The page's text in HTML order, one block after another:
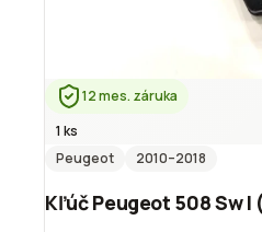
12 mes. záruka
1 ks
Peugeot
2010–2018
Kľúč Peugeot 508 Sw I